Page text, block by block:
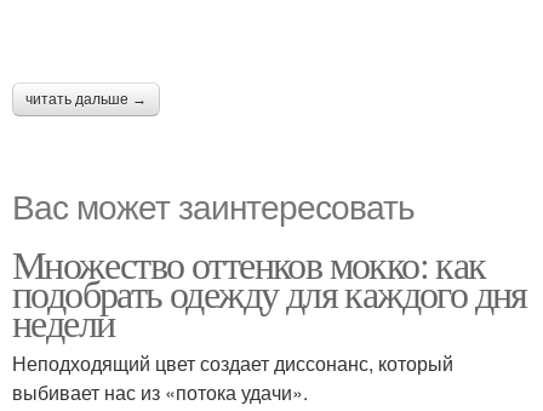
читать дальше →
Вас может заинтересовать
Множество оттенков мокко: как
подобрать одежду для каждого дня
недели
Неподходящий цвет создает диссонанс, который
выбивает нас из «потока удачи».